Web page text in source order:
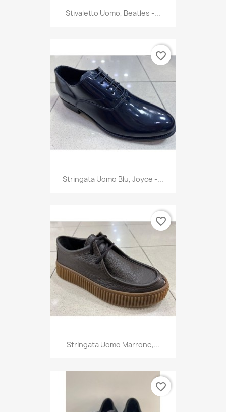
Stivaletto Uomo, Beatles -...
Stringata Uomo Blu, Joyce -...
favorite_border
Stringata Uomo Marrone,...
favorite_border
favorite_border